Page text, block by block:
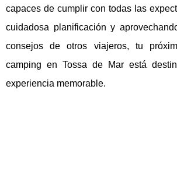
capaces de cumplir con todas las
cuidadosa planificación y
consejos de otros viajeros, tu
camping en Tossa de Mar está
experiencia memorable.